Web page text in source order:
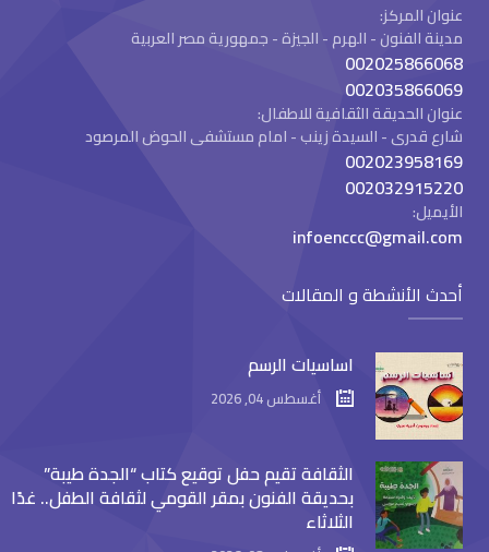
عنوان المركز:
مدينة الفنون - الهرم - الجيزة - جمهورية مصر العربية
002025866068
002035866069
عنوان الحديقة الثقافية للاطفال:
شارع قدرى - السيدة زينب - امام مستشفى الحوض المرصود
002023958169
002032915220
الأيميل:
infoenccc@gmail.com
أحدث الأنشطة و المقالات
اساسيات الرسم
أغسطس 04, 2026
الثقافة تقيم حفل توقيع كتاب “الجدة طيبة”
بحديقة الفنون بمقر القومي لثقافة الطفل.. غدًا
الثلاثاء